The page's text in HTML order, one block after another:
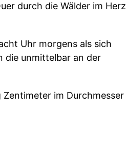
durch die Wälder im Herz
Uhr morgens als sich
die unmittelbar an der
im Durchmesser